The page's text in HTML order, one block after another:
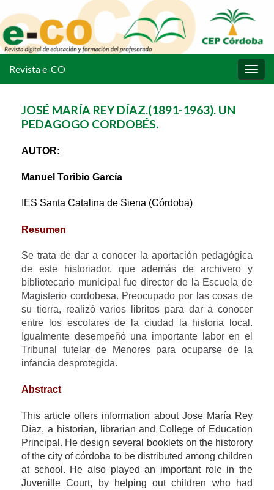
la
Revista e-CO
JOSÉ MARÍA REY DÍAZ.(1891-1963). UN
PEDAGOGO CORDOBÉS.
AUTOR:
Manuel Toribio García
IES Santa Catalina de Siena (Córdoba)
Resumen
Se trata de dar a conocer la aportación pedagógica
de este historiador, que además de archivero y
bibliotecario municipal fue director de la Escuela de
Magisterio cordobesa. Preocupado por las cosas de
su tierra, realizó varios libritos para dar a conocer
entre los escolares de la ciudad la historia local.
Igualmente desempeñó una importante labor en el
Tribunal tutelar de Menores para ocuparse de la
infancia desprotegida.
Abstract
This article offers information about Jose María Rey
Díaz, a historian, librarian and College of Education
Principal. He design several booklets on the historory
of the city of córdoba to be distributed among children
at school. He also played an important role in the
Juvenille Court, by helping out children who had